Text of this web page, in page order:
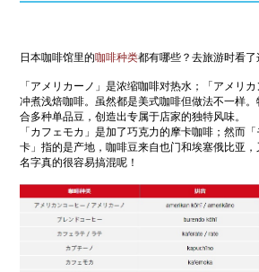
日本咖啡馆里的咖啡种类都有哪些？去旅游时看了
「アメリカーノ」是浓缩咖啡对热水；「アメリ
冲煮浅焙咖啡。虽然都是美式咖啡但做法不一样
合多种单品豆，创造出专属于店家的独特风味。
「カフェモカ」是加了巧克力的摩卡咖啡；然而
卡」指的是产地，咖啡豆来自也门和埃塞俄比亚
名字真的很容易搞混呢！